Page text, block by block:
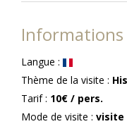
Langue :
Thème de la visite :
Tarif: 10€ / pers.
Mode de visite : visite